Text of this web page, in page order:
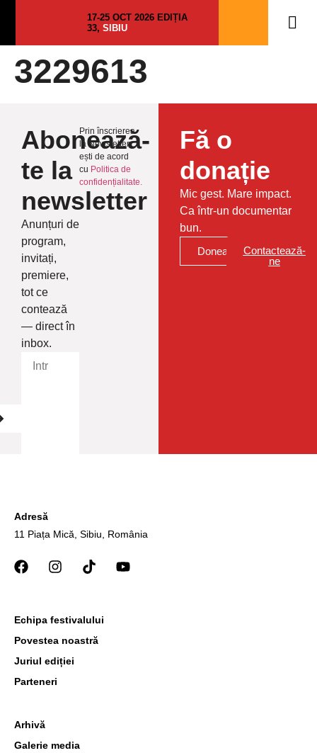
17-25 OCT 2026 EDIȚIA
33, SIBIU
3229613
Abonează-
te la
newsletter
Anunțuri de
program,
invitați,
premiere,
tot ce
contează
— direct în
inbox.
Prin înscrierea
la Newsletter
ești de acord
cu Politica de
confidențialitate.
Fă o
donație
Mic gest. Mare impact.
Ca într-un documentar
bun.
Donează
Contactează-
ne
Adresă
11 Piața Mică, Sibiu, România
Arhivă
Galerie media
Echipa festivalului
Povestea noastră
Juriul ediției
Parteneri